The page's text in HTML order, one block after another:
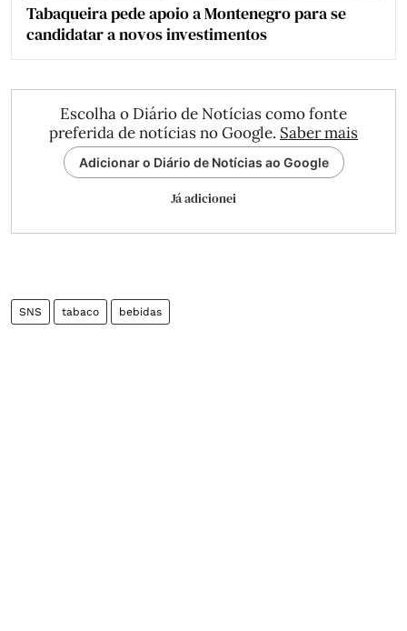
Tabaqueira pede apoio a Montenegro para se
candidatar a novos investimentos
Escolha o Diário de Notícias como fonte
preferida de notícias no Google. Saber mais
Adicionar o Diário de Notícias ao Google
Já adicionei
SNS tabaco bebidas